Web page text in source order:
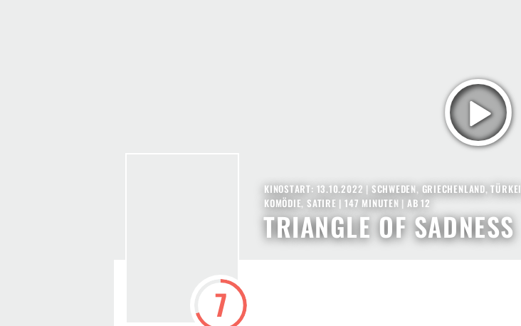
7
TRIANGLE OF SADNESS
KINOSTART: 13.10.2022 | SCHWEDEN, GRIECHENLAND,TÜRKEI
KOMÖDIE, SATIRE | 147 MINUTEN | AB 12